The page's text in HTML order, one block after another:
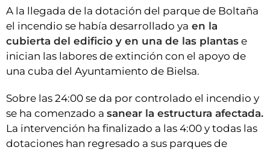
A la llegada de la dotación del parque de Boltaña
el incendio se había desarrollado ya en la
cubierta del edificio y en una de las plantas e
inician las labores de extinción con el apoyo de
una cuba del Ayuntamiento de Bielsa.
Sobre las 24:00 se da por controlado el incendio y
se ha comenzado a sanear la estructura afectada.
La intervención ha finalizado a las 4:00 y todas las
dotaciones han regresado a sus parques de